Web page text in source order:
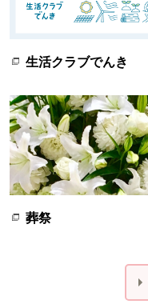
生活クラブでんき
葬祭